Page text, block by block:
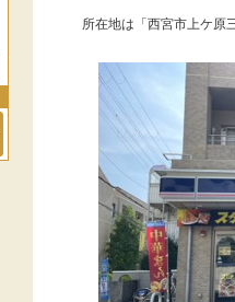
所在地は「西宮市上ケ原